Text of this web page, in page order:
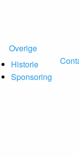
Overige
Historie
Sponsoring